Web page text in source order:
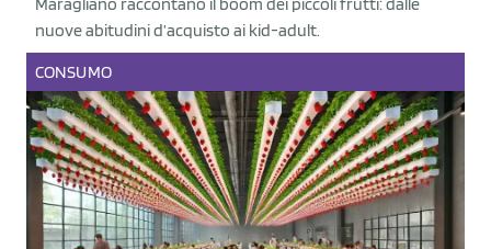
nuove abitudini d’acquisto ai kid-adult.
CONSUMO